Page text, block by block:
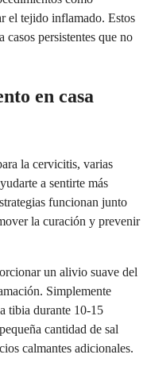
el tejido inflamado. Estos
casos persistentes que no
en casa
la cervicitis, varias
a sentirte más
funcionan junto
la curación y prevenir
un alivio suave del
Simplemente
tibia durante 10-15
cantidad de sal
calmantes adicionales.